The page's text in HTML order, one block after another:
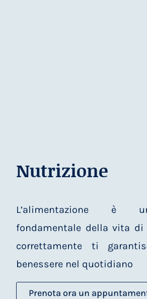
Nutrizione
L’alimentazione è
fondamentale della vita
correttamente ti
benessere nel quotidiano
Prenota ora un